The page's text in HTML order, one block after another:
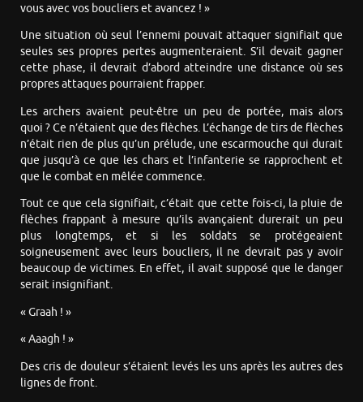
vous avec vos boucliers et avancez ! »
Une situation où seul l’ennemi pouvait attaquer signifiait que
seules ses propres pertes augmenteraient. S’il devait gagner
cette phase, il devrait d’abord atteindre une distance où ses
propres attaques pourraient frapper.
Les archers avaient peut-être un peu de portée, mais alors
quoi ? Ce n’étaient que des flèches. L’échange de tirs de flèches
n’était rien de plus qu’un prélude, une escarmouche qui durait
que jusqu’à ce que les chars et l’infanterie se rapprochent et
que le combat en mêlée commence.
Tout ce que cela signifiait, c’était que cette fois-ci, la pluie de
flèches frappant à mesure qu’ils avançaient durerait un peu
plus longtemps, et si les soldats se protégeaient
soigneusement avec leurs boucliers, il ne devrait pas y avoir
beaucoup de victimes. En effet, il avait supposé que le danger
serait insignifiant.
« Graah ! »
« Aaagh ! »
Des cris de douleur s’étaient levés les uns après les autres des
lignes de front.